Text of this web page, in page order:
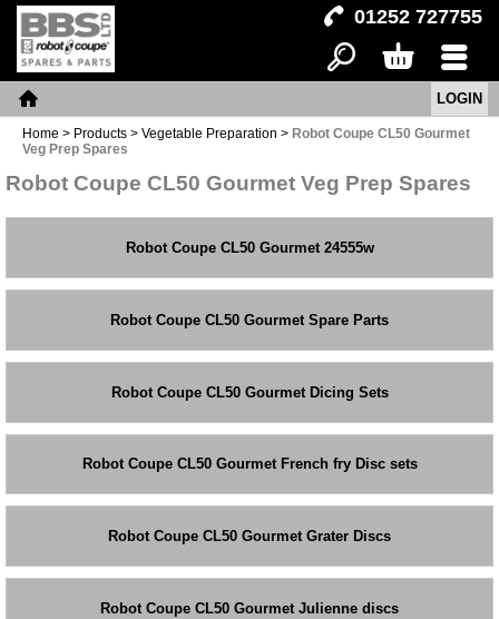
01252 727755
Menu
Home
LOGIN
Home > Products > Vegetable Preparation > Robot Coupe CL50 Gourmet
Veg Prep Spares
Robot Coupe CL50 Gourmet Veg Prep Spares
Robot Coupe CL50 Gourmet 24555w
Robot Coupe CL50 Gourmet Spare Parts
Robot Coupe CL50 Gourmet Dicing Sets
Robot Coupe CL50 Gourmet French fry Disc sets
Robot Coupe CL50 Gourmet Grater Discs
Robot Coupe CL50 Gourmet Julienne discs